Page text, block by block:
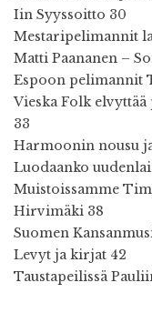
Iin Syyssoitto 30
Mestaripelimannit
Matti Paananen –
Espoon pelimannit
Vieska Folk
33
Harmoonin nousu
Luodaanko
Muistoissamme
Hirvimäki 38
Suomen
Levyt ja kirjat 42
Taustapeilissä